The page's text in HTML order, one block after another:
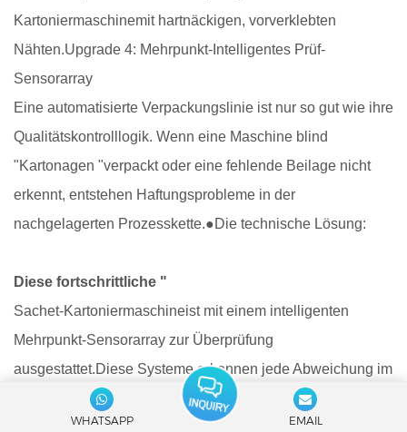
Kartoniermaschinemit hartnäckigen, vorverklebten
Nähten.Upgrade 4: Mehrpunkt-Intelligentes Prüf-
Sensorarray
Eine automatisierte Verpackungslinie ist nur so gut wie ihre
Qualitätskontrolllogik. Wenn eine Maschine blind
"Kartonagen "verpackt oder eine fehlende Beilage nicht
erkennt, entstehen Haftungsprobleme in der
nachgelagerten Prozesskette.●Die technische Lösung:
Diese fortschrittliche "
Sachet-Kartoniermaschineist mit einem intelligenten
Mehrpunkt-Sensorarray zur Überprüfung
ausgestattet.Diese Systeme erkennen jede Abweichung im
Verpackungsprozess in Echtzeit und verhindern
zuverlässig Fehler wie leere Fächer oder fehlende
WHATSAPP EMAIL